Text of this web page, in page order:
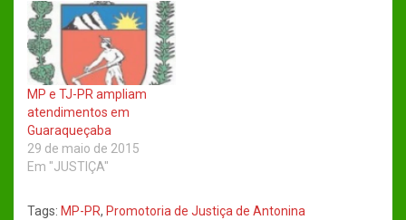
MP e TJ-PR ampliam
atendimentos em
Guaraqueçaba
29 de maio de 2015
Em "JUSTIÇA"
Tags: MP-PR, Promotoria de Justiça de Antonina